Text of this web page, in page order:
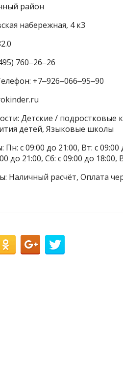
район
набережная, 4 к3
760‒26‒26
+7‒926‒066‒95‒90
Детские /
детей, Языковые школы
с 09:00 до 21:00, Вт: с 09:00
до 21:00, Сб: с 09:00 до 18:00,
Наличный расчёт, Оплата